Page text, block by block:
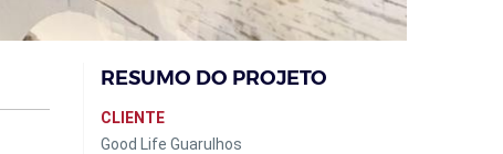
RESUMO DO PROJETO
CLIENTE
Good Life Guarulhos